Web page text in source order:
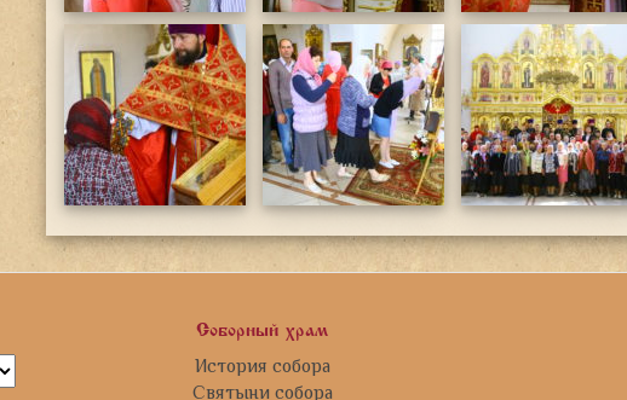
Соборный храм
История собора
Святыни собора